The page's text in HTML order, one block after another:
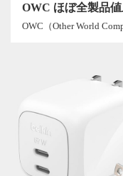
OWC ほぼ全製品
OWC（Other World